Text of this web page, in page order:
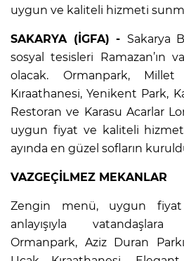
uygun ve kaliteli hizmeti
SAKARYA (İGFA) - Sakarya
sosyal tesisleri Ramazan’ın
olacak. Ormanpark, Millet
Kıraathanesi, Yenikent Park,
Restoran ve Karasu Acarlar
uygun fiyat ve kaliteli hizmet
ayında en güzel sofların
VAZGEÇİLMEZ MEKANLAR
Zengin menü, uygun
anlayışıyla vatandaşlara
Ormanpark, Aziz Duran